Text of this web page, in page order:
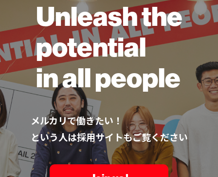
Unleash the
potential
in all people
メルカリで働きたい！
という人は採用サイトもご覧ください